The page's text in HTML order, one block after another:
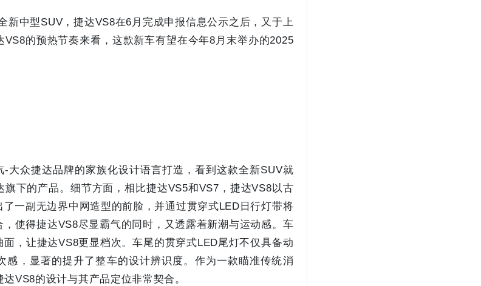
新中型SUV，捷达VS8在6月完成申报信息公示之后，又于上
VS8的预热节奏来看，这款新车有望在今年8月末举办的2025
大众捷达品牌的家族化设计语言打造，看到这款全新SUV就
下的产品。细节方面，相比捷达VS5和VS7，捷达VS8以古
一副无边界中网造型的前脸，并通过贯穿式LED日行灯带将
使得捷达VS8尽显霸气的同时，又透露着新潮与运动感。车
，让捷达VS8更显档次。车尾的贯穿式LED尾灯不仅具备动
感，显著的提升了整车的设计辨识度。作为一款瞄准传统消
VS8的设计与其产品定位非常契合。